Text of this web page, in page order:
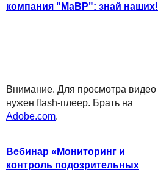
компания "МаВР": знай наших!
Внимание. Для просмотра видео
нужен flash-плеер. Брать на
Adobe.com.
Вебинар «Мониторинг и
контроль подозрительных